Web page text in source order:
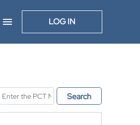
LOG IN
Search